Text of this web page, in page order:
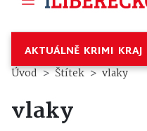
AKTUÁLNĚ KRIMI KRAJ
Úvod Štítek vlaky
vlaky